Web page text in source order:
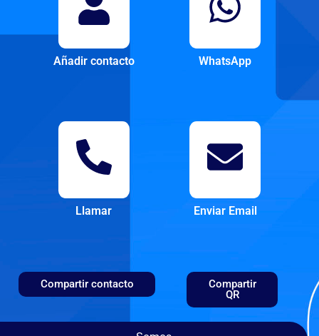
Añadir contacto WhatsApp
Llamar Enviar Email
Compartir contacto
Compartir
QR